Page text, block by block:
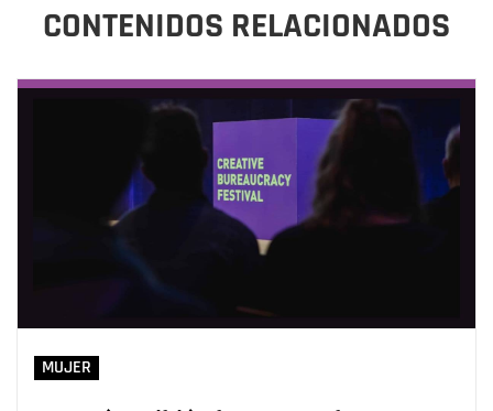
CONTENIDOS RELACIONADOS
MUJER